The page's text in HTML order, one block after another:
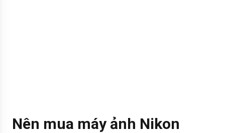
Nên mua máy ảnh Nikon